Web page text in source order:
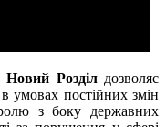
Новий Розділдозволяє
умовах постійних змін
з боку державних